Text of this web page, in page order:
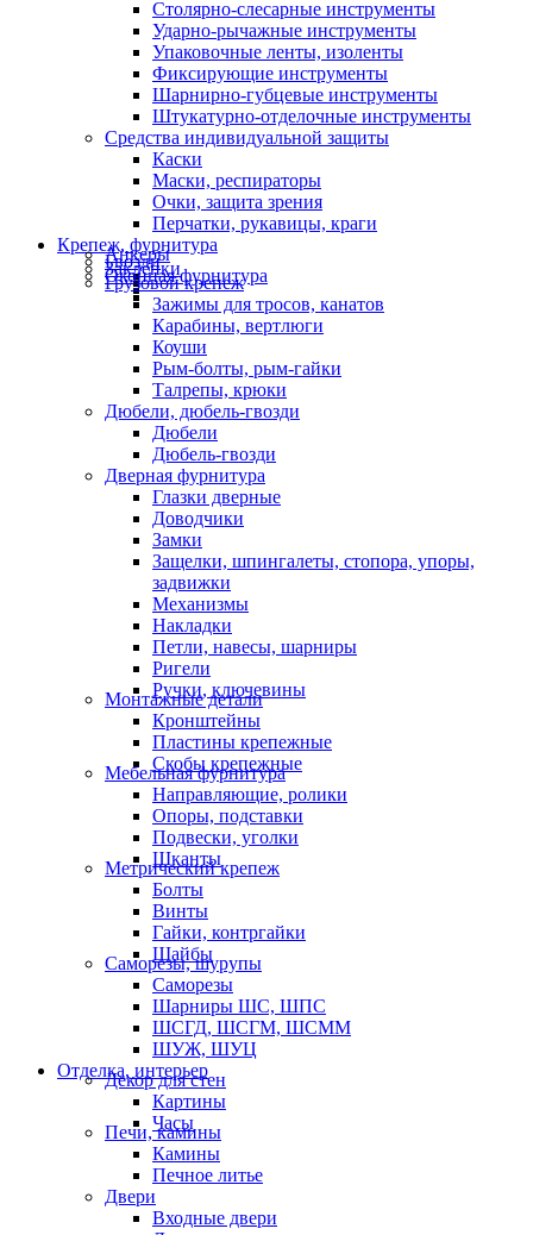
Столярно-слесарные инструменты
Ударно-рычажные инструменты
Упаковочные ленты, изоленты
Фиксирующие инструменты
Шарнирно-губцевые инструменты
Штукатурно-отделочные инструменты
Средства индивидуальной защиты
Каски
Маски, респираторы
Очки, защита зрения
Перчатки, рукавицы, краги
Крепеж, фурнитура
Анкеры
Гвозди
Заклепки
Оконная фурнитура
Грузовой крепеж
Зажимы для тросов, канатов
Карабины, вертлюги
Коуши
Рым-болты, рым-гайки
Талрепы, крюки
Дюбели, дюбель-гвозди
Дюбели
Дюбель-гвозди
Дверная фурнитура
Глазки дверные
Доводчики
Замки
Защелки, шпингалеты, стопора, упоры,
задвижки
Механизмы
Накладки
Петли, навесы, шарниры
Ригели
Ручки, ключевины
Монтажные детали
Кронштейны
Пластины крепежные
Скобы крепежные
Мебельная фурнитура
Направляющие, ролики
Опоры, подставки
Подвески, уголки
Шканты
Метрический крепеж
Болты
Винты
Гайки, контргайки
Шайбы
Саморезы, шурупы
Саморезы
Шарниры ШС, ШПС
ШСГД, ШСГМ, ШСММ
ШУЖ, ШУЦ
Отделка, интерьер
Декор для стен
Картины
Часы
Печи, камины
Камины
Печное литье
Двери
Входные двери